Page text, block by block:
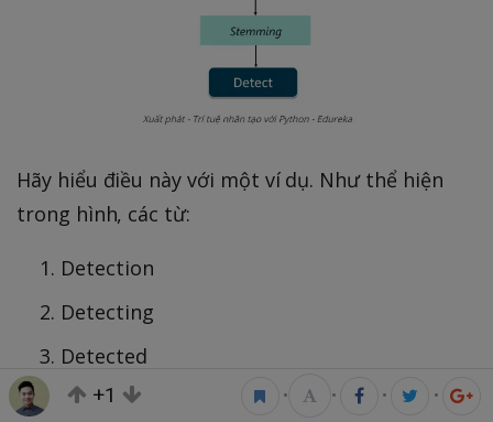
Hãy hiểu điều này với một ví dụ. Như thể hiện
trong hình, các từ:
Detection
Detecting
Detected
Detections
+1 • • • •